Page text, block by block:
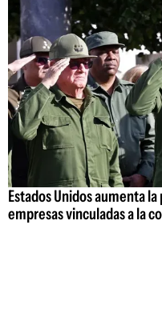
Estados Unidos aumenta
empresas vinculadas a la